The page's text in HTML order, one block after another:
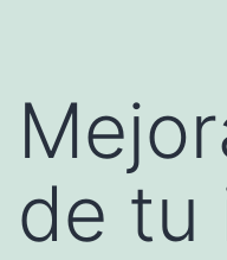
de tu